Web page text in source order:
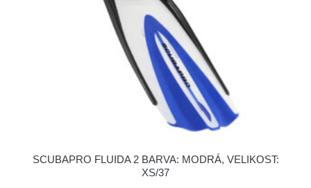
SCUBAPRO FLUIDA 2 BARVA: MODRÁ, VELIKOST:
XS/37